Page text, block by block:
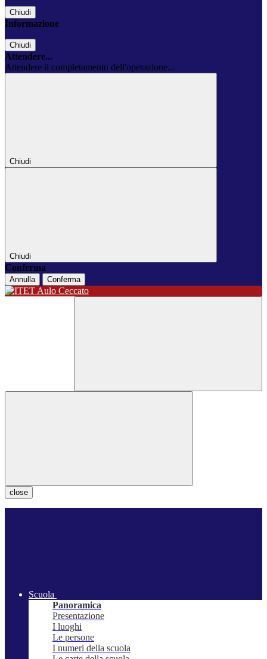
Chiudi
Informazione
Chiudi
Attendere...
Attendere il completamento dell'operazione...
Chiudi
Chiudi
Conferma
Annulla Conferma
close
Scuola
Panoramica
Presentazione
I luoghi
Le persone
I numeri della scuola